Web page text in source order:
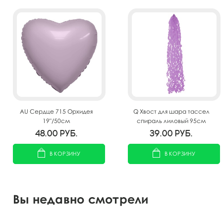
AU Сердце 715 Орхидея
19"/50см
48.00 руб.
В КОРЗИНУ
Q Хвост для шара тассел
спираль лиловый 95см
39.00 руб.
В КОРЗИНУ
Вы недавно смотрели